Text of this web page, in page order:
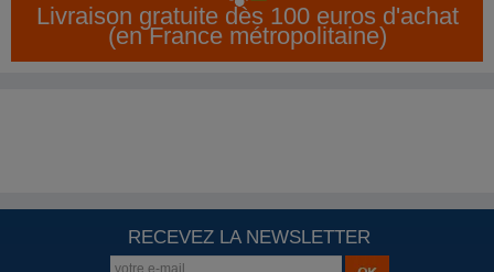
Livraison gratuite dès 100 euros d'achat
(en France métropolitaine)
RECEVEZ LA NEWSLETTER